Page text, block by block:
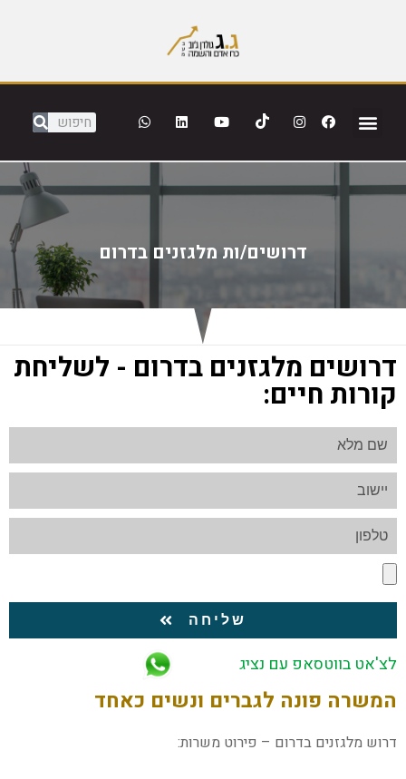
דרושים/ות מלגזנים בדרום
דרושים מלגזנים בדרום - לשליחת
קורות חיים:
שליחה
לצ'אט בווטסאפ עם נציג
המשרה פונה לגברים ונשים כאחד
דרוש מלגזנים בדרום – פירוט משרות: